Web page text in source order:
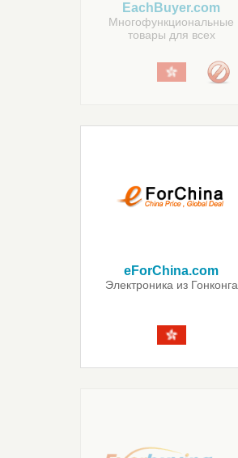
EachBuyer.com
Многофункциональные
товары для всех
eForChina.com
Электроника из Гонконга